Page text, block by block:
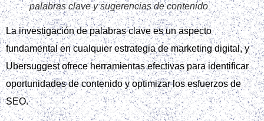
palabras clave y sugerencias de contenido
La investigación de palabras clave es un aspecto
fundamental en cualquier estrategia de marketing digital, y
Ubersuggest ofrece herramientas efectivas para identificar
oportunidades de contenido y optimizar los esfuerzos de
SEO.